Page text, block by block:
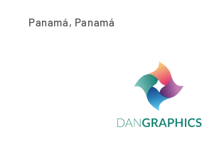
Panamá, Panamá